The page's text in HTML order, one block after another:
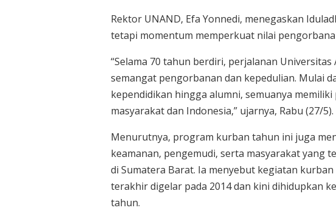
Rektor UNAND, Efa Yonnedi, menegaskan
tetapi momentum memperkuat nilai
“Selama 70 tahun berdiri, perjalanan
semangat pengorbanan dan kepedulian. Mulai
kependidikan hingga alumni, semuanya
masyarakat dan Indonesia,” ujarnya, Rabu (27/5).
Menurutnya, program kurban tahun ini juga
keamanan, pengemudi, serta masyarakat yang
di Sumatera Barat. Ia menyebut kegiatan
terakhir digelar pada 2014 dan kini dihidupkan
tahun.